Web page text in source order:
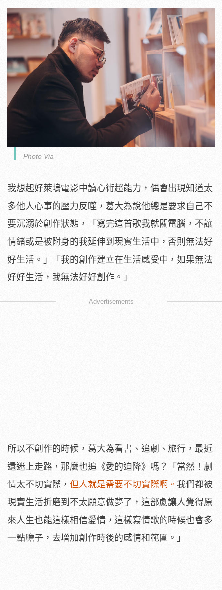
Photo Via
我想起好萊塢電影中讀心術超能力，偶會出現知道太
多他人心事的壓力反噬，葛大為說他總是要求自己不
要沉溺於創作狀態，「寫完這首歌我就關電腦，不讓
情緒或是被附身的我延伸到現實生活中，否則無法好
好生活。」「我的創作建立在生活感受中，如果無法
好好生活，我無法好好創作。」
Advertisements
所以不創作的時候，葛大為看書、追劇、旅行，最近
還迷上走路，那麼也追《愛的迫降》嗎？「當然！劇
情太不切實際， 但人就是需要不切實際啊 。 我們都被
現實生活折磨到不太願意做夢了，這部劇讓人覺得原
來人生也能這樣相信愛情，這樣寫情歌的時候也會多
一點膽子，去增加創作時後的感情和範圍。」